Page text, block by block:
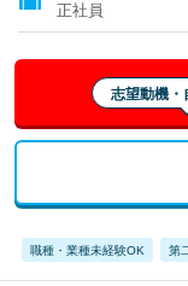
正社員
志望動機・
職種・業種未経験OK 第